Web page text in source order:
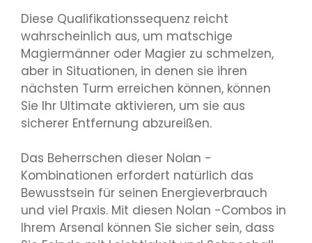
Diese Qualifikationssequenz reicht
wahrscheinlich aus, um matschige
Magiermänner oder Magier zu schmelzen,
aber in Situationen, in denen sie ihren
nächsten Turm erreichen können, können
Sie Ihr Ultimate aktivieren, um sie aus
sicherer Entfernung abzureißen.
Das Beherrschen dieser Nolan -
Kombinationen erfordert natürlich das
Bewusstsein für seinen Energieverbrauch
und viel Praxis. Mit diesen Nolan -Combos in
Ihrem Arsenal können Sie sicher sein, dass